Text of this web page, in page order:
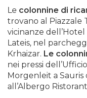
Ampezzo.
L’Ente di
ORDINA:
per esigenze
temporanea del
circolazione
semaforico, in
UD 73 “del
progr. 2+300,
Le colonnine di
trovano al Piazzale
vicinanze dell’Hotel
Lateis, nel
Krhaizar. Le
nei pressi
Morgenleit a Sauris
all’Albergo